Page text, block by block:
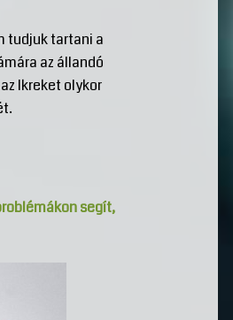
tudjuk tartani a
az állandó
Ikreket olykor
segít,